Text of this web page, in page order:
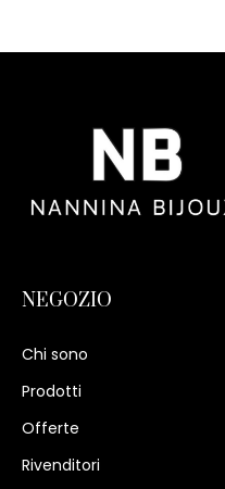
NEGOZIO
Chi sono
Prodotti
Offerte
Rivenditori